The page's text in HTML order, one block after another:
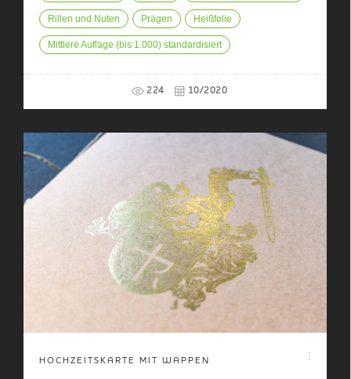
Rillen und Nuten Prägen Heißfolie
Mittlere Auflage (bis 1.000) standardisiert
224 10/2020
HOCHZEITSKARTE MIT WAPPEN